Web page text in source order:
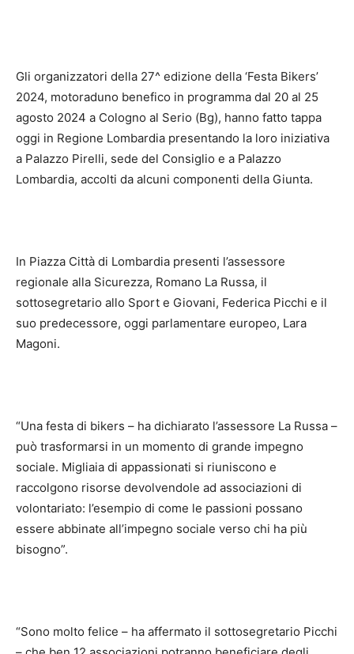
Gli organizzatori della 27^ edizione della ‘Festa Bikers’
2024, motoraduno benefico in programma dal 20 al 25
agosto 2024 a Cologno al Serio (Bg), hanno fatto tappa
oggi in Regione Lombardia presentando la loro iniziativa
a Palazzo Pirelli, sede del Consiglio e a Palazzo
Lombardia, accolti da alcuni componenti della Giunta.
In Piazza Città di Lombardia presenti l’assessore
regionale alla Sicurezza, Romano La Russa, il
sottosegretario allo Sport e Giovani, Federica Picchi e il
suo predecessore, oggi parlamentare europeo, Lara
Magoni.
“Una festa di bikers – ha dichiarato l’assessore La Russa –
può trasformarsi in un momento di grande impegno
sociale. Migliaia di appassionati si riuniscono e
raccolgono risorse devolvendole ad associazioni di
volontariato: l’esempio di come le passioni possano
essere abbinate all’impegno sociale verso chi ha più
bisogno”.
“Sono molto felice – ha affermato il sottosegretario Picchi